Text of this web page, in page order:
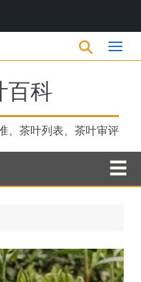
百科
、茶叶列表、茶叶审评